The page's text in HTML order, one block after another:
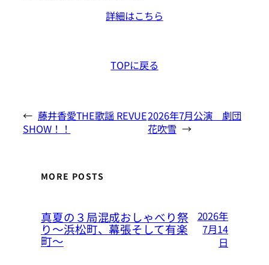
詳細はこちら
TOPに戻る
← 藤井香愛THE歌謡 REVUE
SHOW！！
2026年7月公演 劇団
花吹雪 →
MORE POSTS
真夏の３局混成おしゃべり祭
り～浜松町、幕張そして有楽
町～
2026年
7月14
日